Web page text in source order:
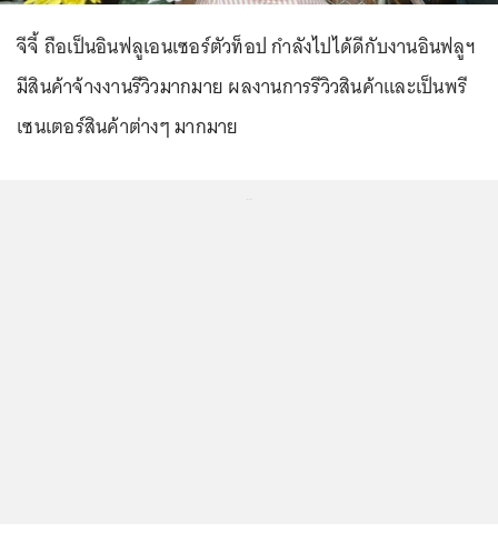
จีจี้ ถือเป็นอินฟลูเอนเซอร์ตัวท็อป กำลังไปได้ดีกับงานอินฟลูฯ
มีสินค้าจ้างงานรีวิวมากมาย ผลงานการรีวิวสินค้าและเป็นพรี
เซนเตอร์สินค้าต่างๆ มากมาย